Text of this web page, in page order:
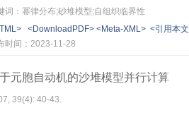
词：幂律分布;砂堆模型;自组织临界性
<DownloadPDF> <Meta-XML> <引用本
时间：2023-11-28
元胞自动机的沙堆模型并行计算
39(4): 40-43.